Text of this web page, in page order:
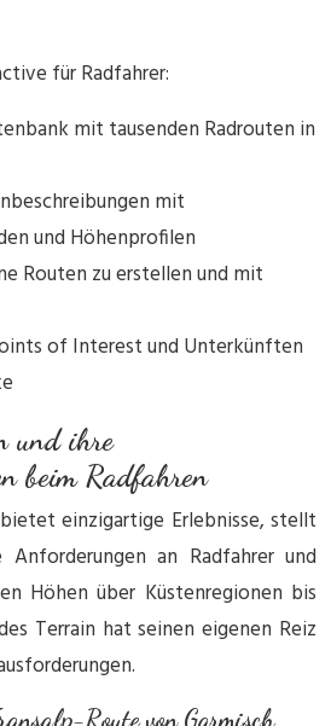
für Radfahrer:
mit tausenden Radrouten in
mit
und Höhenprofilen
Routen zu erstellen und mit
of Interest und Unterkünften
und ihre
beim Radfahren
einzigartige Erlebnisse, stellt
Anforderungen an Radfahrer und
Höhen über Küstenregionen bis
Terrain hat seinen eigenen Reiz
Route von Garmisch